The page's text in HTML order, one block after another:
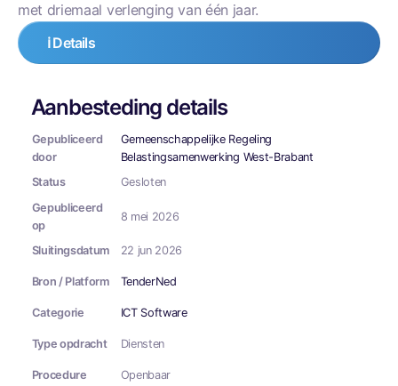
met driemaal verlenging van één jaar.
ℹ️ Details
Aanbesteding details
Gepubliceerd
door
Gemeenschappelijke Regeling
Belastingsamenwerking West-Brabant
Status
Gesloten
Gepubliceerd
op
8 mei 2026
Sluitingsdatum 22 jun 2026
Bron / Platform TenderNed
Categorie ICT Software
Type opdracht Diensten
Procedure Openbaar